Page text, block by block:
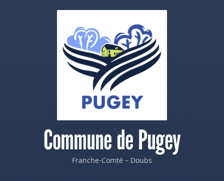
Commune de Pugey
Franche-Comté – Doubs